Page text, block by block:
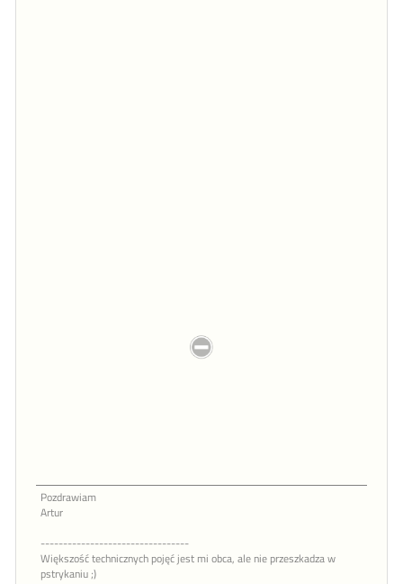
Pozdrawiam
Artur
---------------------------------
Większość technicznych pojęć jest mi obca, ale nie przeszkadza w
pstrykaniu ;)